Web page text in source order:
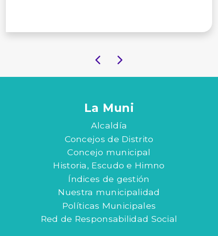
La Muni
Alcaldía
Concejos de Distrito
Concejo municipal
Historia, Escudo e Himno
Índices de gestión
Nuestra municipalidad
Políticas Municipales
Red de Responsabilidad Social